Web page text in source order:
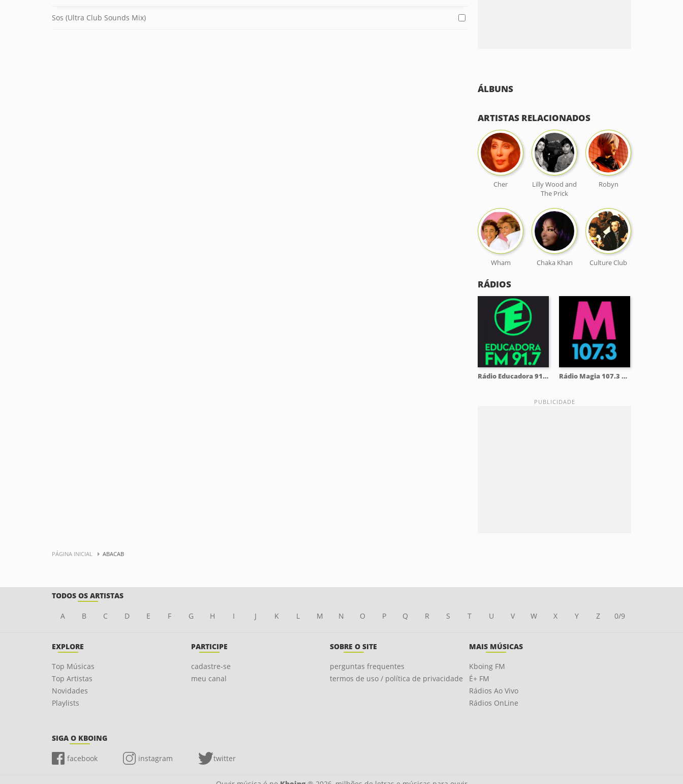
Sos (Ultra Club Sounds Mix)
ÁLBUNS
ARTISTAS RELACIONADOS
Cher
Lilly Wood and
The Prick
Robyn
Wham Chaka Khan Culture Club
RÁDIOS
Rádio Educadora 91.7 FM Rádio Magia 107.3 FM
PÁGINA INICIAL ABACAB
TODOS OS ARTISTAS
A B C D E F G H I J K L M N O P Q R S T U V W X Y Z 0/9
EXPLORE
Top Músicas
Top Artistas
Novidades
Playlists
PARTICIPE
cadastre-se
meu canal
SOBRE O SITE
perguntas frequentes
termos de uso / política de privacidade
MAIS MÚSICAS
Kboing FM
É+ FM
Rádios Ao Vivo
Rádios OnLine
SIGA O KBOING
facebook instagram twitter